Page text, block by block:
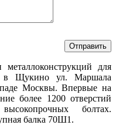
для
в Щукино ул. Маршала
Москвы. Впервые на
более 1200 отверстий
болтах.
балка 70Ш1.